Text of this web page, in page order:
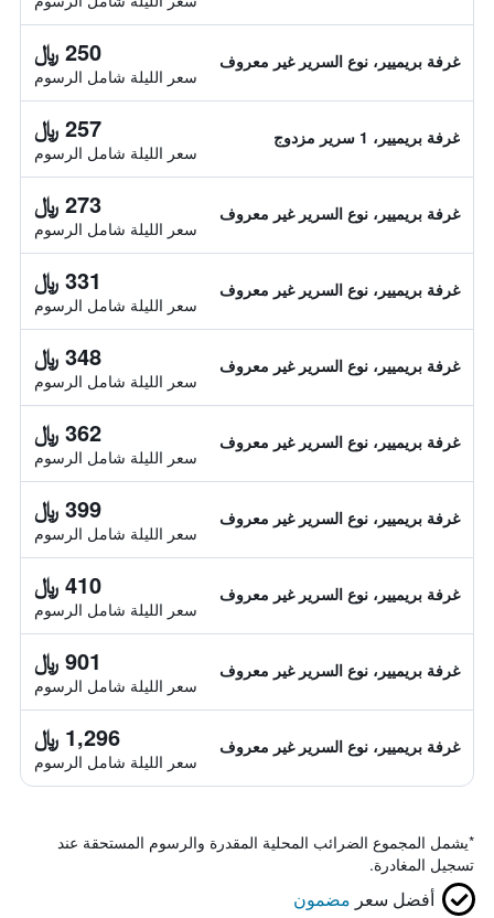
غرفة بريميير، نوع السرير غير معروف 250 ﷼
سعر الليلة شامل الرسوم
غرفة بريميير، 1 سرير مزدوج 257 ﷼
سعر الليلة شامل الرسوم
غرفة بريميير، نوع السرير غير معروف 273 ﷼
سعر الليلة شامل الرسوم
غرفة بريميير، نوع السرير غير معروف 331 ﷼
سعر الليلة شامل الرسوم
غرفة بريميير، نوع السرير غير معروف 348 ﷼
سعر الليلة شامل الرسوم
غرفة بريميير، نوع السرير غير معروف 362 ﷼
سعر الليلة شامل الرسوم
غرفة بريميير، نوع السرير غير معروف 399 ﷼
سعر الليلة شامل الرسوم
غرفة بريميير، نوع السرير غير معروف 410 ﷼
سعر الليلة شامل الرسوم
غرفة بريميير، نوع السرير غير معروف 901 ﷼
سعر الليلة شامل الرسوم
غرفة بريميير، نوع السرير غير معروف 1,296 ﷼
سعر الليلة شامل الرسوم
*يشمل المجموع الضرائب المحلية المقدرة والرسوم المستحقة عند
تسجيل المغادرة.
أفضل سعر مضمون